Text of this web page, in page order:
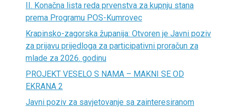
II. Konačna lista reda prvenstva za kupnju stana
prema Programu POS-Kumrovec
Krapinsko-zagorska županija: Otvoren je Javni poziv
za prijavu prijedloga za participativni proračun za
mlade za 2026. godinu
PROJEKT VESELO S NAMA – MAKNI SE OD
EKRANA 2
Javni poziv za savjetovanje sa zainteresiranom